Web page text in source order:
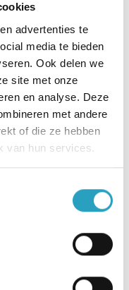
advertenties te
media te bieden
Ook delen we
site met onze
en analyse. Deze
met andere
of die ze hebben
van hun services.
is informatie te
en tarieven.
staat uw